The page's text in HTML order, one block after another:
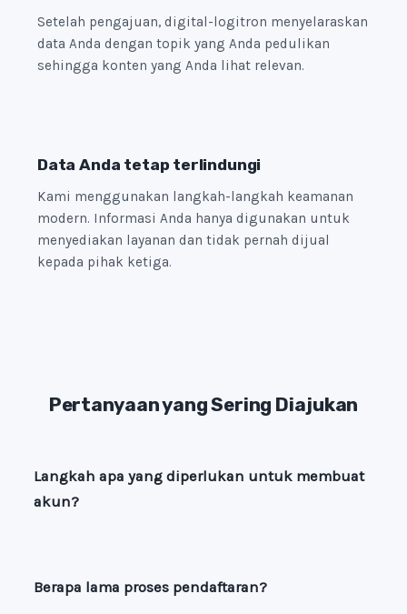
Setelah pengajuan, digital-logitron menyelaraskan
data Anda dengan topik yang Anda pedulikan
sehingga konten yang Anda lihat relevan.
Data Anda tetap terlindungi
Kami menggunakan langkah-langkah keamanan
modern. Informasi Anda hanya digunakan untuk
menyediakan layanan dan tidak pernah dijual
kepada pihak ketiga.
Pertanyaan yang Sering Diajukan
Langkah apa yang diperlukan untuk membuat
akun?
Berapa lama proses pendaftaran?